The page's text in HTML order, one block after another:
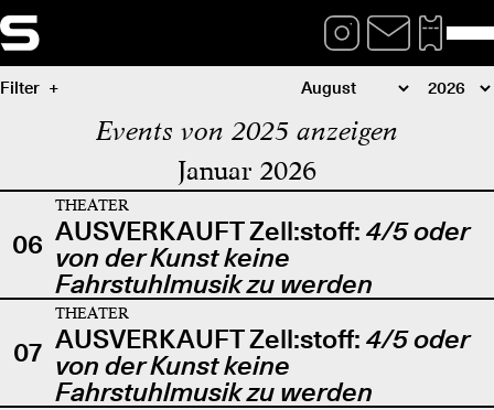
Filter
Events von 2025 anzeigen
Januar 2026
06
THEATER
AUSVERKAUFT Zell:stoff: 4/5 oder
von der Kunst keine
Fahrstuhlmusik zu werden
07
THEATER
AUSVERKAUFT Zell:stoff: 4/5 oder
von der Kunst keine
Fahrstuhlmusik zu werden